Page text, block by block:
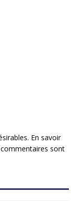
En savoir
sont